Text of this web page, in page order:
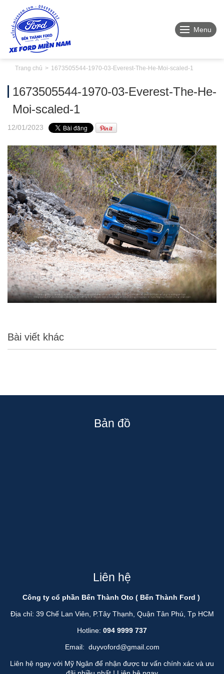
Menu
Trang chủ 1673505544-1970-03-Everest-The-He-Moi-scaled-1
1673505544-1970-03-Everest-The-He-
Moi-scaled-1
12/01/2023
Bài viết khác
Bản đồ
Liên hệ
Công ty cổ phần Bến Thành Oto ( Bến Thành Ford )
Địa chỉ: 39 Chế Lan Viên, P.Tây Thạnh, Quận Tân Phú, Tp HCM
Hotline: 094 9999 737
Email: duyvoford@gmail.com
Liên hệ ngay với Mỹ Ngân để nhận được tư vấn chính xác và ưu